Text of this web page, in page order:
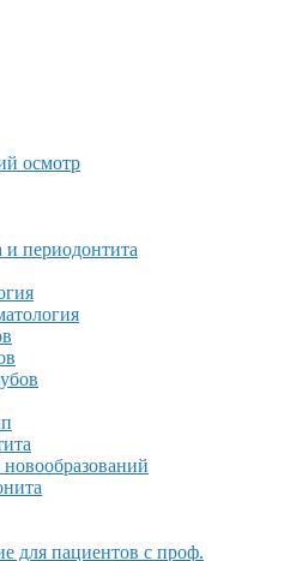
осмотр
и периодонтита
для пациентов с проф.